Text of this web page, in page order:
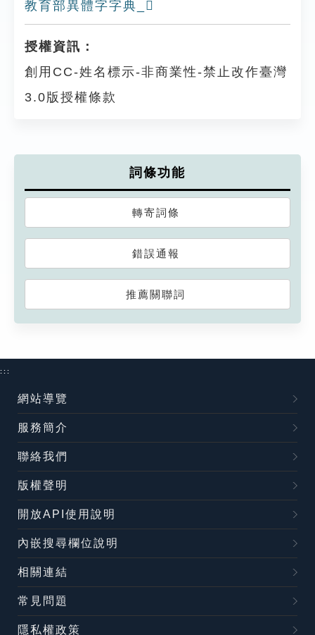
教育部異體字字典_𦕍
授權資訊：
創用CC-姓名標示-非商業性-禁止改作臺灣
3.0版授權條款
詞條功能
轉寄詞條
錯誤通報
推薦關聯詞
:::
網站導覽
服務簡介
聯絡我們
版權聲明
開放API使用說明
內嵌搜尋欄位說明
相關連結
常見問題
隱私權政策